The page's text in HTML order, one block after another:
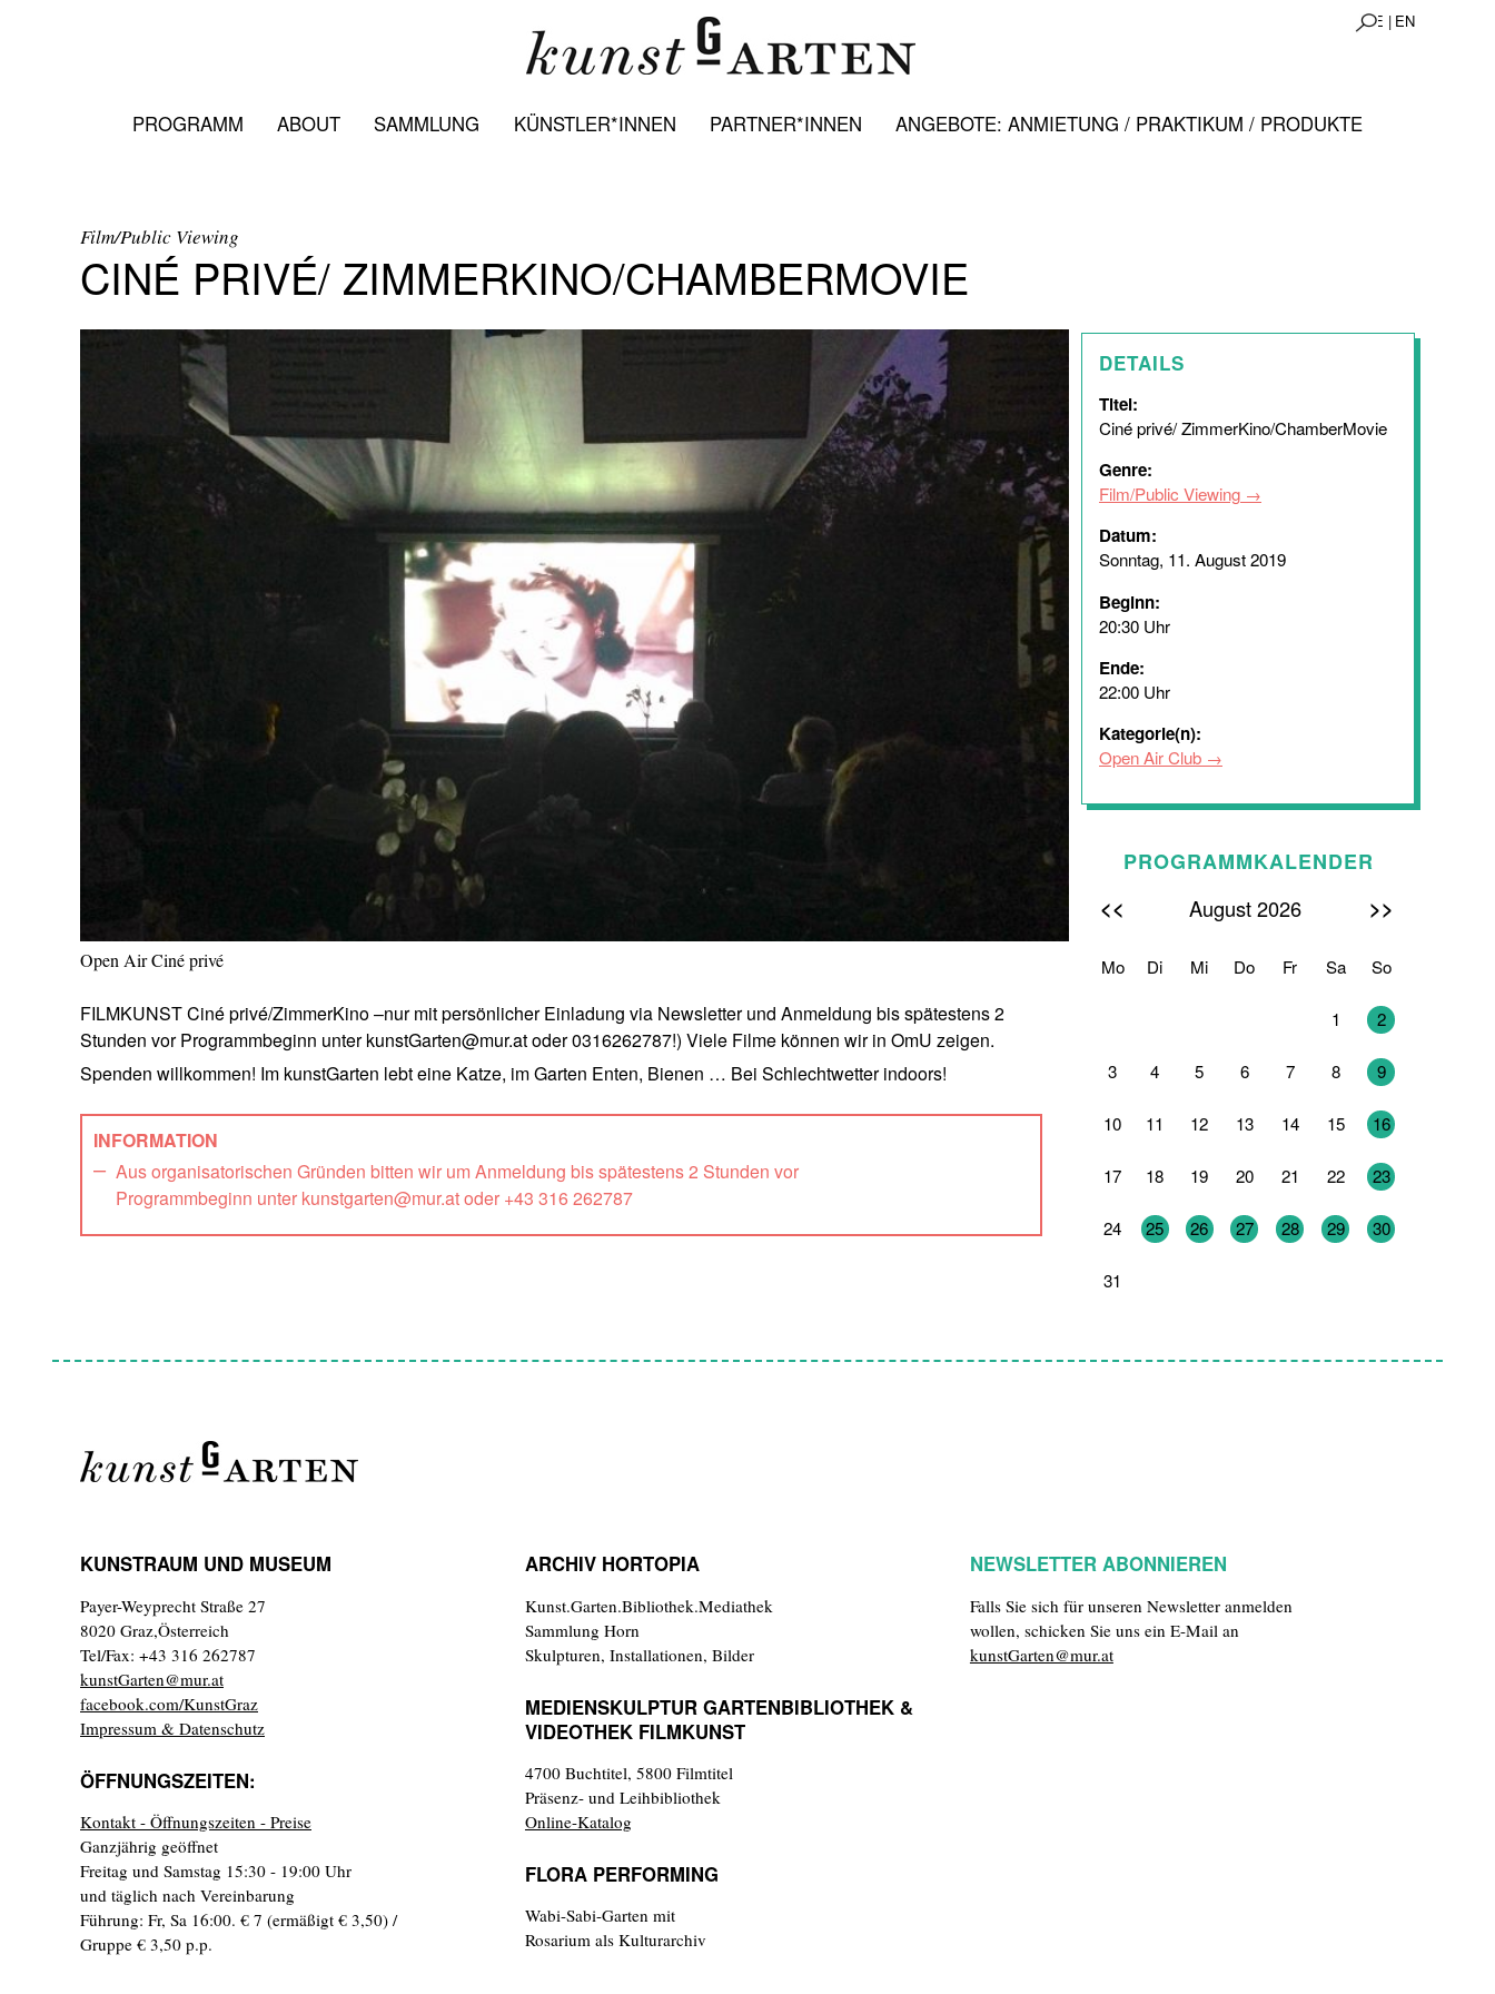
DE | EN
PROGRAMM ABOUT SAMMLUNG KÜNSTLER*INNEN PARTNER*INNEN ANGEBOTE: ANMIETUNG / PRAKTIKUM / PRODUKTE
Film/Public Viewing
CINÉ PRIVÉ/ ZIMMERKINO/CHAMBERMOVIE
Open Air Ciné privé
FILMKUNST Ciné privé/ZimmerKino –nur mit persönlicher Einladung via Newsletter und Anmeldung bis spätestens 2
Stunden vor Programmbeginn unter kunstGarten@mur.at oder 0316262787!) Viele Filme können wir in OmU zeigen.
Spenden willkommen! Im kunstGarten lebt eine Katze, im Garten Enten, Bienen … Bei Schlechtwetter indoors!
INFORMATION
Aus organisatorischen Gründen bitten wir um Anmeldung bis spätestens 2 Stunden vor
Programmbeginn unter kunstgarten@mur.at oder +43 316 262787
DETAILS
Titel:
Ciné privé/ ZimmerKino/ChamberMovie
Genre:
Film/Public Viewing
Datum:
Sonntag, 11. August 2019
Beginn:
20:30 Uhr
Ende:
22:00 Uhr
Kategorie(n):
Open Air Club
PROGRAMMKALENDER
<< August 2026 >>
Mo Di Mi Do Fr Sa So
1 2
3 4 5 6 7 8 9
10 11 12 13 14 15 16
17 18 19 20 21 22 23
24 25 26 27 28 29 30
31
KUNSTRAUM UND MUSEUM
Payer-Weyprecht Straße 27
8020 Graz,Österreich
Tel/Fax: +43 316 262787
kunstGarten@mur.at
facebook.com/KunstGraz
Impressum & Datenschutz
ÖFFNUNGSZEITEN:
Kontakt - Öffnungszeiten - Preise
Ganzjährig geöffnet
Freitag und Samstag 15:30 - 19:00 Uhr
und täglich nach Vereinbarung
Führung: Fr, Sa 16:00. € 7 (ermäßigt € 3,50) /
Gruppe € 3,50 p.p.
ARCHIV HORTOPIA
Kunst.Garten.Bibliothek.Mediathek
Sammlung Horn
Skulpturen, Installationen, Bilder
MEDIENSKULPTUR GARTENBIBLIOTHEK &
VIDEOTHEK FILMKUNST
4700 Buchtitel, 5800 Filmtitel
Präsenz- und Leihbibliothek
Online-Katalog
FLORA PERFORMING
Wabi-Sabi-Garten mit
Rosarium als Kulturarchiv
NEWSLETTER ABONNIEREN
Falls Sie sich für unseren Newsletter anmelden
wollen, schicken Sie uns ein E-Mail an
kunstGarten@mur.at